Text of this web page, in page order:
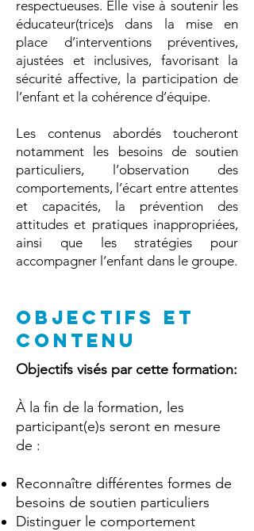
respectueuses. Elle vise à soutenir les
éducateur(trice)s dans la mise en
place d’interventions préventives,
ajustées et inclusives, favorisant la
sécurité affective, la participation de
l’enfant et la cohérence d’équipe.
Les contenus abordés toucheront
notamment les besoins de soutien
particuliers, l’observation des
comportements, l’écart entre attentes
et capacités, la prévention des
attitudes et pratiques inappropriées,
ainsi que les stratégies pour
accompagner l’enfant dans le groupe.
OBJECTIFS ET
CONTENU
Objectifs visés par cette formation:
À la fin de la formation, les
participant(e)s seront en mesure
de :
Reconnaître différentes formes de
besoins de soutien particuliers
Distinguer le comportement